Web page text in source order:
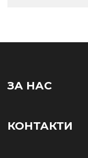
ЗА НАС
КОНТАКТИ